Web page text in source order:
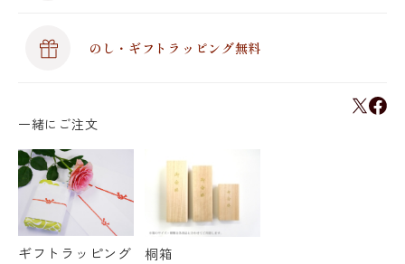
のし・ギフトラッピング無料
一緒にご注文
ギフトラッピング 桐箱